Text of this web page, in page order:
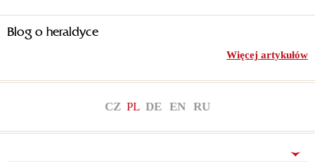
Blog o heraldyce
Więcej artykułów
CZ PL DE EN RU